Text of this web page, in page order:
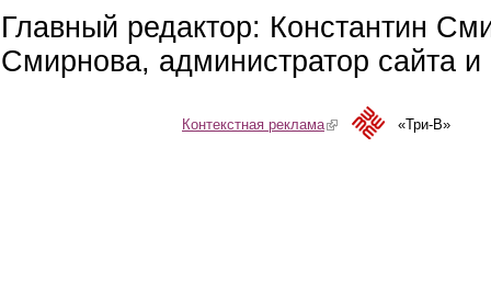
Главный редактор: Константин
Смирнова, администратор сайта
Контекстная реклама(link is external)«Три-В»